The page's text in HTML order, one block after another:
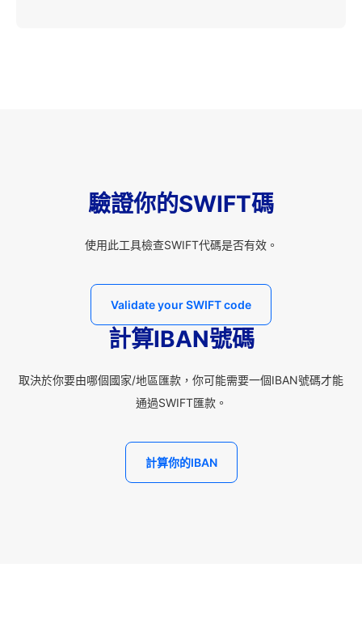
驗證你的SWIFT碼
使用此工具檢查SWIFT代碼是否有效。
Validate your SWIFT code
計算IBAN號碼
取決於你要由哪個國家/地區匯款，你可能需要一個IBAN號碼才能
通過SWIFT匯款。
計算你的IBAN